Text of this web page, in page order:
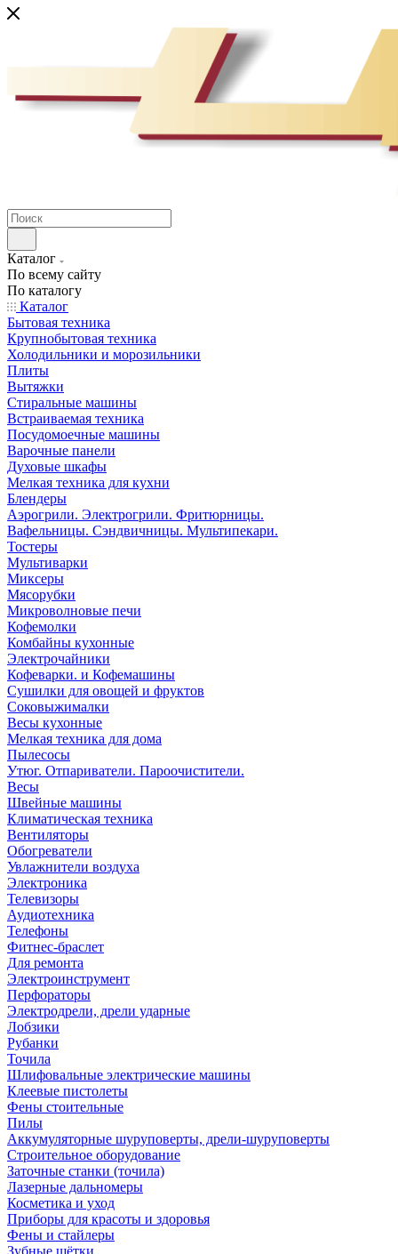
Каталог
По всему сайту
По каталогу
Каталог
Бытовая техника
Крупнобытовая техника
Холодильники и морозильники
Плиты
Вытяжки
Стиральные машины
Встраиваемая техника
Посудомоечные машины
Варочные панели
Духовые шкафы
Мелкая техника для кухни
Блендеры
Аэрогрили. Электрогрили. Фритюрницы.
Вафельницы. Сэндвичницы. Мультипекари.
Тостеры
Мультиварки
Миксеры
Мясорубки
Микроволновые печи
Кофемолки
Комбайны кухонные
Электрочайники
Кофеварки. и Кофемашины
Сушилки для овощей и фруктов
Соковыжималки
Весы кухонные
Мелкая техника для дома
Пылесосы
Утюг. Отпариватели. Пароочистители.
Весы
Швейные машины
Климатическая техника
Вентиляторы
Обогреватели
Увлажнители воздуха
Электроника
Телевизоры
Аудиотехника
Телефоны
Фитнес-браслет
Для ремонта
Электроинструмент
Перфораторы
Электродрели, дрели ударные
Лобзики
Рубанки
Точила
Шлифовальные электрические машины
Клеевые пистолеты
Фены стоительные
Пилы
Аккумуляторные шуруповерты, дрели-шуруповерты
Строительное оборудование
Заточные станки (точила)
Лазерные дальномеры
Косметика и уход
Приборы для красоты и здоровья
Фены и стайлеры
Зубные щётки